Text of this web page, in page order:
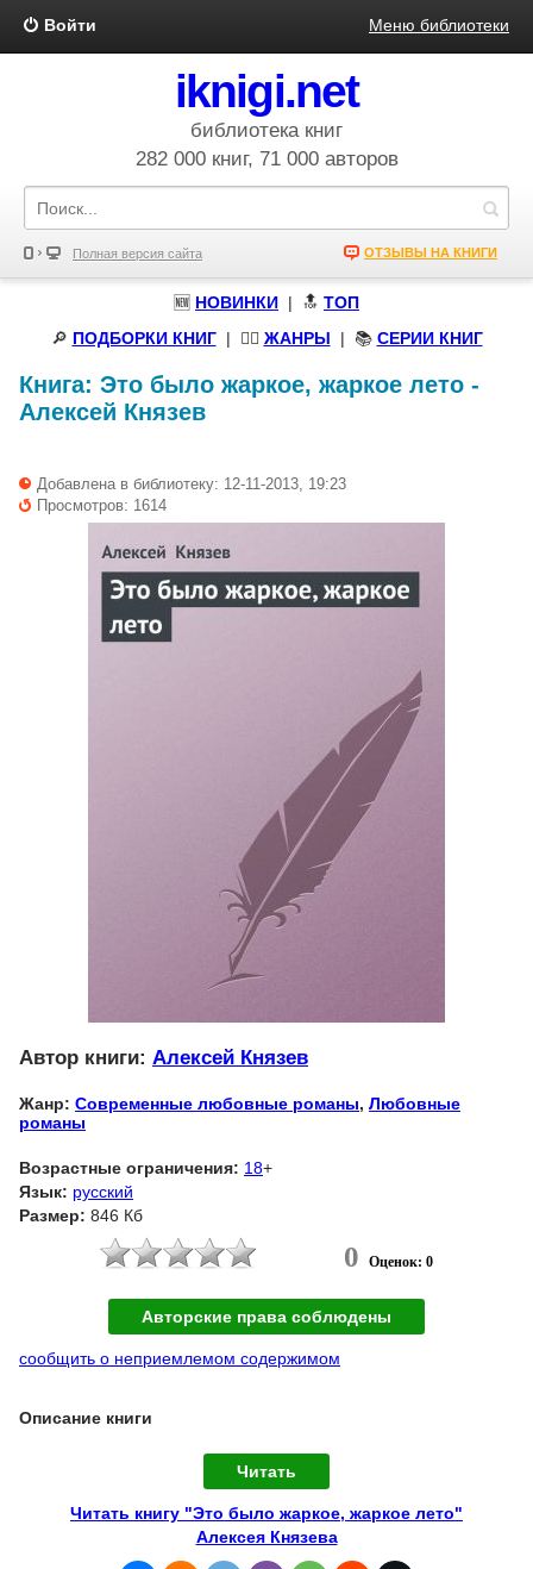
Войти Меню библиотеки
iknigi.net
библиотека книг
282 000 книг, 71 000 авторов
Полная версия сайта ОТЗЫВЫ НА КНИГИ
🆕 НОВИНКИ | 🔝 ТОП
🔎 ПОДБОРКИ КНИГ| 🧝‍♀️ ЖАНРЫ | 📚 СЕРИИ КНИГ
Книга: Это было жаркое, жаркое лето -
Алексей Князев
Добавлена в библиотеку: 12-11-2013, 19:23
Просмотров: 1614
Автор книги: Алексей Князев
Жанр: Современные любовные романы, Любовные
романы
Возрастные ограничения: 18+
Язык: русский
Размер: 846 Кб
0 Оценок: 0
Авторские права соблюдены
сообщить о неприемлемом содержимом
Описание книги
Читать
Читать книгу "Это было жаркое, жаркое лето"
Алексея Князева